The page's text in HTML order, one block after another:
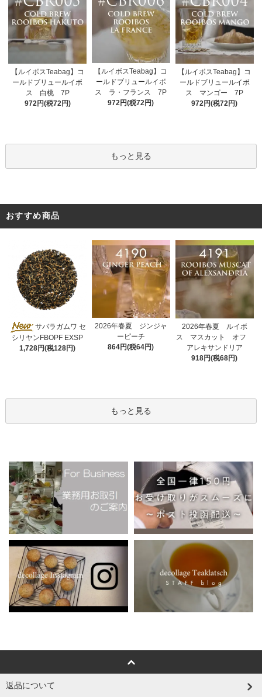
【ルイボスTeabag】コ
ールドブリュールイボ
ス 白桃 7P
972円(税72円)
【ルイボスTeabag】コ
ールドブリュールイボ
ス ラ・フランス 7P
972円(税72円)
【ルイボスTeabag】コ
ールドブリュールイボ
ス マンゴー 7P
972円(税72円)
もっと見る
おすすめ商品
サバラガムワ セ
シリヤンFBOPF EXSP
1,728円(税128円)
2026年春夏 ジンジャ
ーピーチ
864円(税64円)
2026年春夏 ルイボ
ス マスカット オフ
アレキサンドリア
918円(税68円)
もっと見る
返品について